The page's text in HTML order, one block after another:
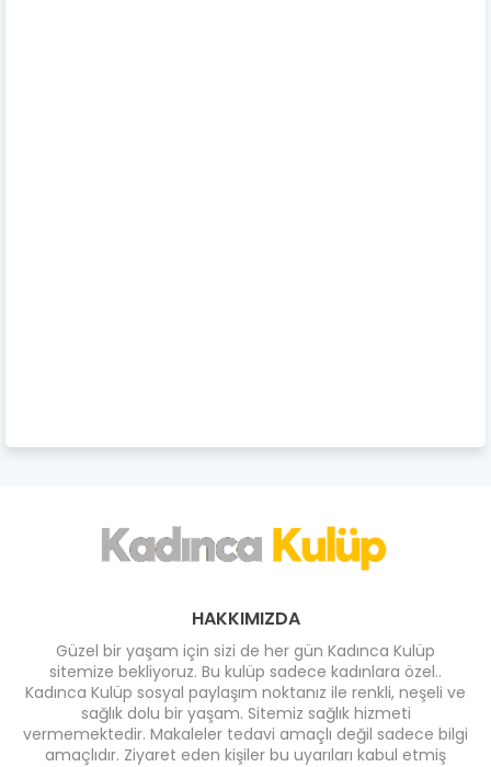
HAKKIMIZDA
Güzel bir yaşam için sizi de her gün Kadınca Kulüp
sitemize bekliyoruz. Bu kulüp sadece kadınlara özel..
Kadınca Kulüp sosyal paylaşım noktanız ile renkli, neşeli ve
sağlık dolu bir yaşam. Sitemiz sağlık hizmeti
vermemektedir. Makaleler tedavi amaçlı değil sadece bilgi
amaçlıdır. Ziyaret eden kişiler bu uyarıları kabul etmiş